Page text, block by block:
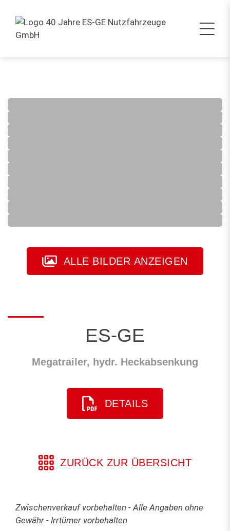
ALLE BILDER ANZEIGEN
ES-GE
Megatrailer, hydr. Heckabsenkung
DETAILS
ZURÜCK ZUR ÜBERSICHT
Zwischenverkauf vorbehalten - Alle Angaben ohne
Gewähr - Irrtümer vorbehalten